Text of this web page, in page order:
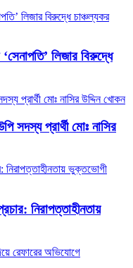
‘সেনাপতি’ লিজার বিরুদ্ধে
সদস্য প্রার্থী মোঃ নাসির
নিরাপত্তাহীনতায়